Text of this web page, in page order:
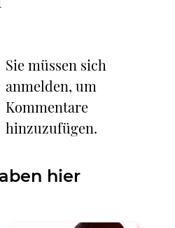
Sie müssen sich
anmelden, um
Kommentare
hinzuzufügen.
hier